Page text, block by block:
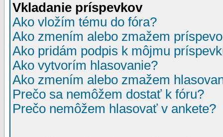
Vkladanie príspevkov
Ako vložím tému do fóra?
Ako zmením alebo zmažem
Ako pridám podpis k môjmu
Ako vytvorím hlasovanie?
Ako zmením alebo zmažem
Prečo sa nemôžem dostať k fóru?
Prečo nemôžem hlasovať v ankete?